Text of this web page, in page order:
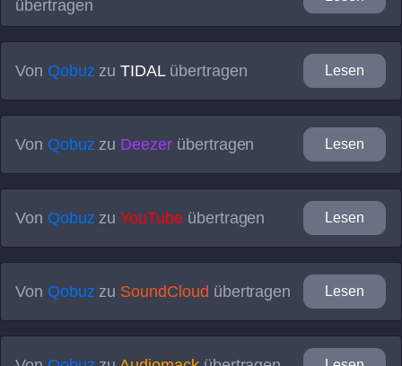
übertragen
Von Qobuz zuTIDALübertragen Lesen
Von Qobuz zu Deezer übertragen Lesen
Von Qobuz zuYouTubeübertragen Lesen
Von Qobuz zu SoundCloud übertragen Lesen